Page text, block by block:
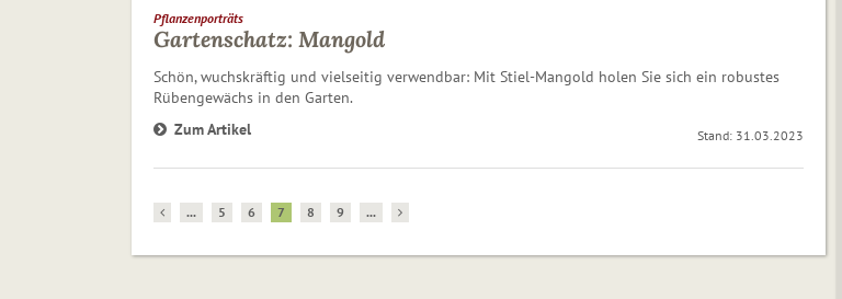
Pflanzenporträts
Gartenschatz: Mangold
Schön, wuchskräftig und vielseitig verwendbar: Mit Stiel-Mangold holen Sie sich ein robustes
Rübengewächs in den Garten.
Zum Artikel
Stand: 31.03.2023
... 5 6 7 8 9 ...